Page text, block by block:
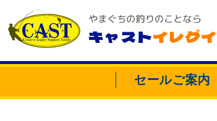
やまぐちの釣りのことなら
キャストイレグイ
セールご案内